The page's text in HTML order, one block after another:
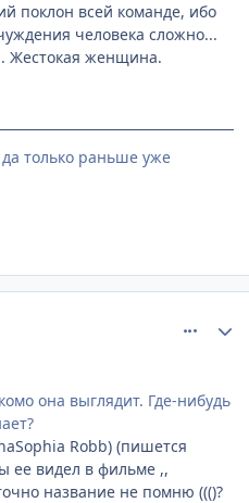
поклон всей команде, ибо
человека сложно...
Жестокая женщина.
только раньше уже
она выглядит. Где-нибудь
Robb) (пишется
ее видел в фильме ,,
название не помню ((()?